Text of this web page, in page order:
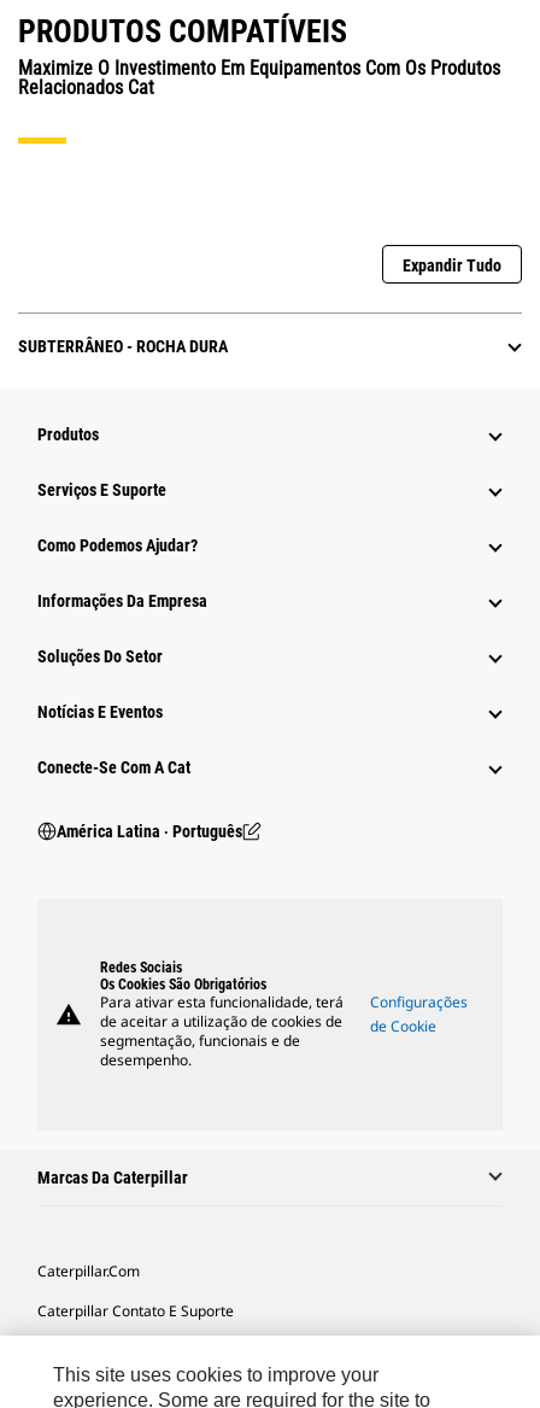
PRODUTOS COMPATÍVEIS
Maximize O Investimento Em Equipamentos Com Os Produtos
Relacionados Cat
Expandir Tudo
SUBTERRÂNEO - ROCHA DURA
Produtos
Serviços E Suporte
Como Podemos Ajudar?
Informações Da Empresa
Soluções Do Setor
Notícias E Eventos
Conecte-Se Com A Cat
América Latina ‧ Português
warning
Redes Sociais
Os Cookies São Obrigatórios
Para ativar esta funcionalidade, terá
de aceitar a utilização de cookies de
segmentação, funcionais e de
desempenho.
Configurações
de Cookie
Marcas Da Caterpillar
Caterpillar.com
Caterpillar Contato E Suporte
Mapa Do Local
This site uses cookies to improve your
experience. Some are required for the site to